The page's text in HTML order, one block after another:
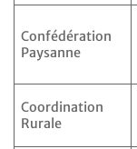
Confédération
Paysanne
Coordination
Rurale